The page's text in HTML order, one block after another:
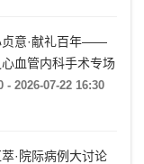
贞意·献礼百年——
血管内科手术专场
- 2026-07-22 16:30
·院际病例大讨论